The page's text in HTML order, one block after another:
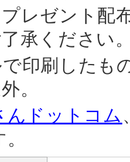
レゼント配
承ください
印刷したも
。
んドットコム